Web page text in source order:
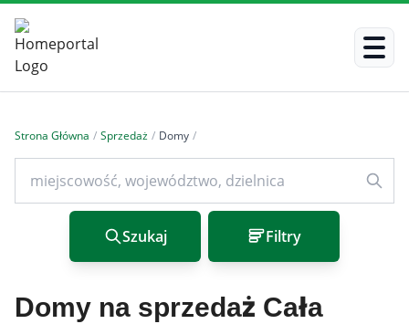
Strona Główna / Sprzedaż / Domy /
Szukaj Filtry
Domy na sprzedaż Cała